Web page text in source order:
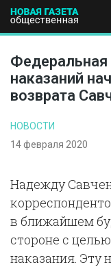
ПОЛИТИКА
Федеральная
наказаний
возврата
НОВОСТИ
14 февраля 2020
Надежду
в ближайшем
стороне с
наказания. Эту